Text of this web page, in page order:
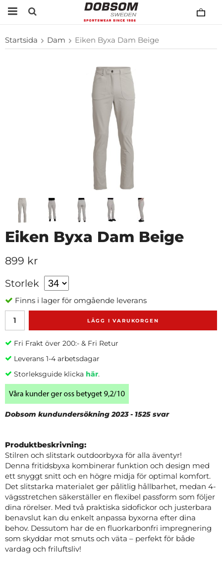
Startsida Dam Eiken Byxa Dam Beige
Eiken Byxa Dam Beige
899 kr
Storlek
Finns i lager för omgående leverans
LÄGG I VARUKORGEN
Fri Frakt över 200:- & Fri Retur
Leverans 1-4 arbetsdagar
Storleksguide klicka här.
Dobsom kundundersökning 2023 - 1525 svar
Produktbeskrivning:
Stilren och slitstark outdoorbyxa för alla äventyr!
Denna fritidsbyxa kombinerar funktion och design med
ett snyggt snitt och en högre midja för optimal komfort.
Det slitstarka materialet ger pålitlig hållbarhet, medan 4-
vägsstretchen säkerställer en flexibel passform som följer
dina rörelser. Med två praktiska sidofickor och justerbara
benavslut kan du enkelt anpassa byxorna efter dina
behov. Dessutom har de en fluorkarbonfri impregnering
som skyddar mot smuts och väta – perfekt för både
vardag och friluftsliv!